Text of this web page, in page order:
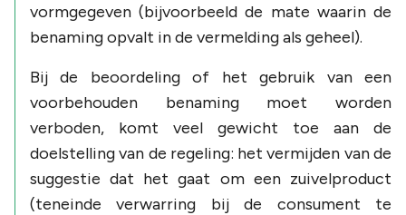
vormgegeven (bijvoorbeeld de mate waarin de
benaming opvalt in de vermelding als geheel).
Bij de beoordeling of het gebruik van een
voorbehouden benaming moet worden
verboden, komt veel gewicht toe aan de
doelstelling van de regeling: het vermijden van de
suggestie dat het gaat om een zuivelproduct
(teneinde verwarring bij de consument te